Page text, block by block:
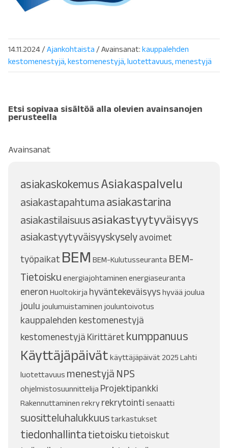
14.11.2024 /Ajankohtaista / Avainsanat: kauppalehden
kestomenestyjä kestomenestyjä luotettavuus menestyjä
Etsi sopivaa sisältöä alla olevien avainsanojen
perusteella
Avainsanat
asiakaskokemusAsiakaspalvelu
asiakastapahtuma asiakastarina
asiakastilaisuusasiakastyytyväisyys
asiakastyytyväisyyskyselyavoimet
työpaikat BEM BEM-Kulutusseuranta BEM-
Tietoisku energiajohtaminen energiaseuranta
eneron Huoltokirja hyväntekeväisyys hyvää joulua
joulu joulumuistaminen jouluntoivotus
kauppalehden kestomenestyjä
kestomenestyjä Kirittäretkumppanuus
Käyttäjäpäivät käyttäjäpäivät 2025 Lahti
luotettavuus menestyjä NPS
ohjelmistosuunnittelija Projektipankki
Rakennuttaminen rekry rekrytointi senaatti
suositteluhalukkuustarkastukset
tiedonhallintatietoiskutietoiskut